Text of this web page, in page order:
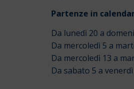
Partenze in
Da lunedì 20 a
Da mercoledì 5 a
Da mercoledì 13 a
Da sabato 5 a